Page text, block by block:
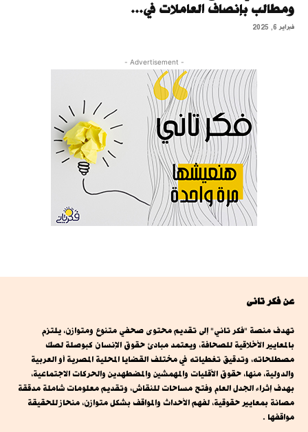
ومطالب بإنصاف العاملات في...
فبراير 6, 2025
- Advertisement -
عن فكر تانى
تهدف منصة "فكر تاني" إلى تقديم محتوى صحفي متنوع ومتوازن، يلتزم
بالمعايير الأخلاقية للصحافة، ويعتمد مبادئ حقوق الإنسان كبوصلة لصك
مصطلحاته، وتدقيق تغطياته في مختلف القضايا المحلية المصرية أو العربية
والدولية، منها، حقوق الأقليات والمهمشين والمضطهدين والحركات الاجتماعية،
بهدف إثراء الجدل العام وفتح مساحات للنقاش، وتقديم معلومات شاملة مدققة
مصانة بمعايير حقوقية، لفهم الأحداث والمواقف بشكل متوازن، منحاز للحقيقة
مواقفها .